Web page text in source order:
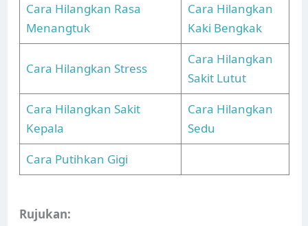
Cara Hilangkan Rasa
Menangtuk
Cara Hilangkan
Kaki Bengkak
Cara Hilangkan Stress
Cara Hilangkan
Sakit Lutut
Cara Hilangkan Sakit
Kepala
Cara Hilangkan
Sedu
Cara Putihkan Gigi
Rujukan: